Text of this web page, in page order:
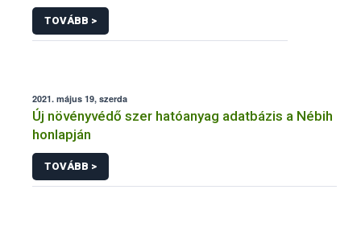
TOVÁBB >
2021. május 19, szerda
Új növényvédő szer hatóanyag adatbázis a Nébih
honlapján
TOVÁBB >